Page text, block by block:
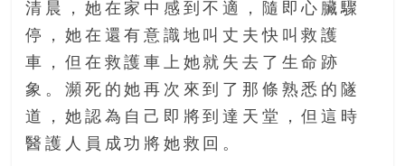
清晨，她在家中感到不適，隨即心臟驟
停，她在還有意識地叫丈夫快叫救護
車，但在救護車上她就失去了生命跡
象。瀕死的她再次來到了那條熟悉的隧
道，她認為自己即將到達天堂，但這時
醫護人員成功將她救回。